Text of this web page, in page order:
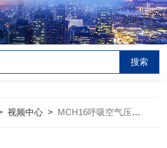
视频中心 > MCH16呼吸空气压缩机出厂测试